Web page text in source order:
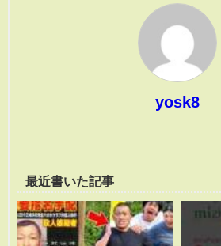
yosk8
最近書いた記事